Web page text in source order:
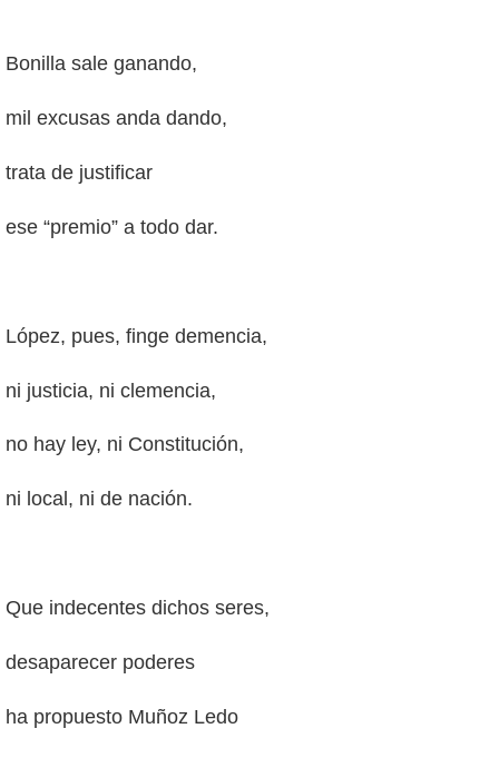
Bonilla sale ganando,
mil excusas anda dando,
trata de justificar
ese “premio” a todo dar.
López, pues, finge demencia,
ni justicia, ni clemencia,
no hay ley, ni Constitución,
ni local, ni de nación.
Que indecentes dichos seres,
desaparecer poderes
ha propuesto Muñoz Ledo